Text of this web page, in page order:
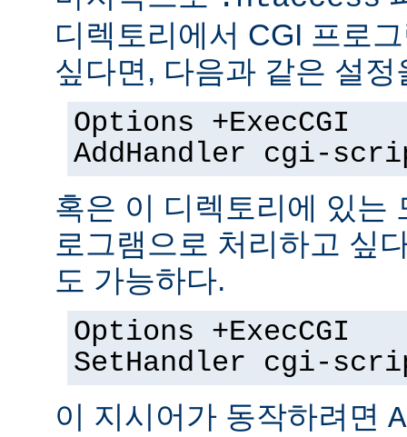
디렉토리에서 CGI 프로
싶다면, 다음과 같은 설정
Options +ExecCGI
AddHandler cgi-
혹은 이 디렉토리에 있는
로그램으로 처리하고 싶
도 가능하다.
Options +ExecCGI
SetHandler cgi-
이 지시어가 동작하려면